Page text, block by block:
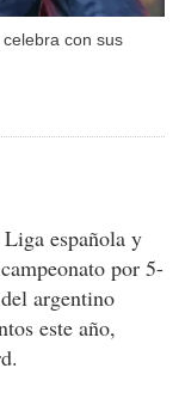
con sus
española y
por 5-
argentino
este año,